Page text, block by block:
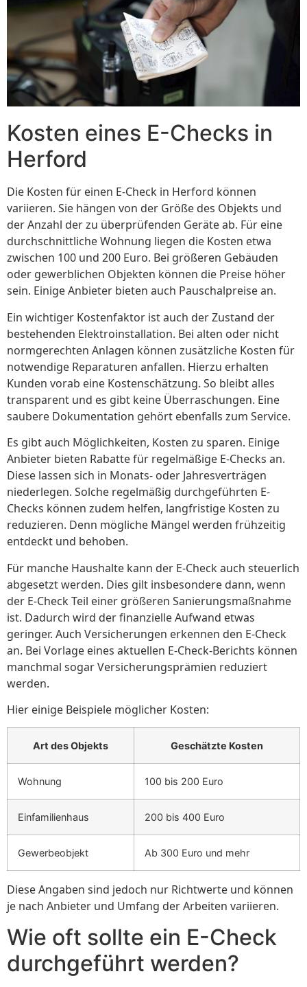
Kosten eines E-Checks in
Herford
Die Kosten für einen E-Check in Herford können
variieren. Sie hängen von der Größe des Objekts und
der Anzahl der zu überprüfenden Geräte ab. Für eine
durchschnittliche Wohnung liegen die Kosten etwa
zwischen 100 und 200 Euro. Bei größeren Gebäuden
oder gewerblichen Objekten können die Preise höher
sein. Einige Anbieter bieten auch Pauschalpreise an.
Ein wichtiger Kostenfaktor ist auch der Zustand der
bestehenden Elektroinstallation. Bei alten oder nicht
normgerechten Anlagen können zusätzliche Kosten für
notwendige Reparaturen anfallen. Hierzu erhalten
Kunden vorab eine Kostenschätzung. So bleibt alles
transparent und es gibt keine Überraschungen. Eine
saubere Dokumentation gehört ebenfalls zum Service.
Es gibt auch Möglichkeiten, Kosten zu sparen. Einige
Anbieter bieten Rabatte für regelmäßige E-Checks an.
Diese lassen sich in Monats- oder Jahresverträgen
niederlegen. Solche regelmäßig durchgeführten E-
Checks können zudem helfen, langfristige Kosten zu
reduzieren. Denn mögliche Mängel werden frühzeitig
entdeckt und behoben.
Für manche Haushalte kann der E-Check auch steuerlich
abgesetzt werden. Dies gilt insbesondere dann, wenn
der E-Check Teil einer größeren Sanierungsmaßnahme
ist. Dadurch wird der finanzielle Aufwand etwas
geringer. Auch Versicherungen erkennen den E-Check
an. Bei Vorlage eines aktuellen E-Check-Berichts können
manchmal sogar Versicherungsprämien reduziert
werden.
Hier einige Beispiele möglicher Kosten:
Art des Objekts Geschätzte Kosten
Wohnung 100 bis 200 Euro
Einfamilienhaus 200 bis 400 Euro
Gewerbeobjekt Ab 300 Euro und mehr
Diese Angaben sind jedoch nur Richtwerte und können
je nach Anbieter und Umfang der Arbeiten variieren.
Wie oft sollte ein E-Check
durchgeführt werden?